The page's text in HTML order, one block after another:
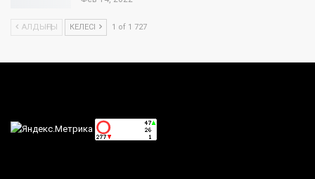
АЛДЫҢҒЫ КЕЛЕСІ 1 of 1 727